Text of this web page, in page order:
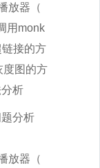
放器（
用monk
接的方
度图的方
析
分析
放器（